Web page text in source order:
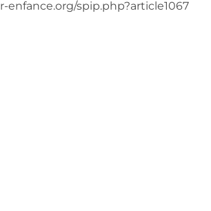
spip.php?article1067